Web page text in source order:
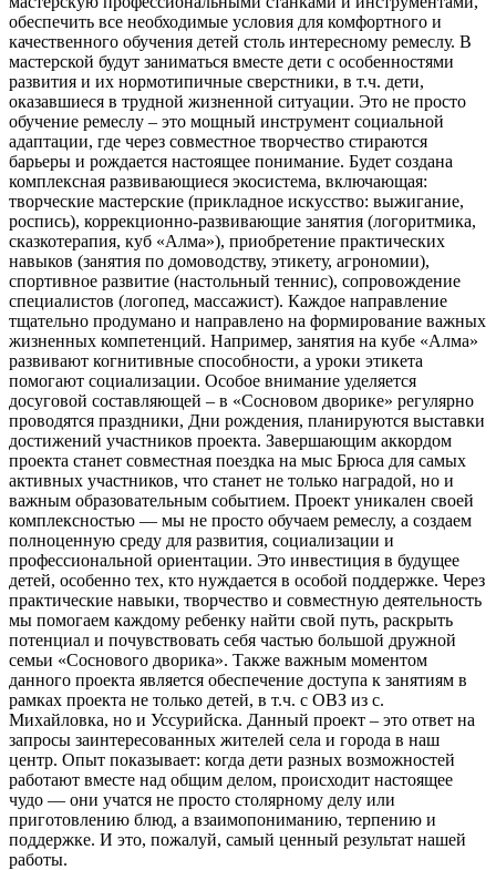
обеспечить все необходимые условия для комфортного и
качественного обучения детей столь интересному ремеслу. В
мастерской будут заниматься вместе дети с особенностями
развития и их нормотипичные сверстники, в т.ч. дети,
оказавшиеся в трудной жизненной ситуации. Это не просто
обучение ремеслу – это мощный инструмент социальной
адаптации, где через совместное творчество стираются
барьеры и рождается настоящее понимание. Будет создана
комплексная развивающиеся экосистема, включающая:
творческие мастерские (прикладное искусство: выжигание,
роспись), коррекционно-развивающие занятия (логоритмика,
сказкотерапия, куб «Алма»), приобретение практических
навыков (занятия по домоводству, этикету, агрономии),
спортивное развитие (настольный теннис), сопровождение
специалистов (логопед, массажист). Каждое направление
тщательно продумано и направлено на формирование важных
жизненных компетенций. Например, занятия на кубе «Алма»
развивают когнитивные способности, а уроки этикета
помогают социализации. Особое внимание уделяется
досуговой составляющей – в «Сосновом дворике» регулярно
проводятся праздники, Дни рождения, планируются выставки
достижений участников проекта. Завершающим аккордом
проекта станет совместная поездка на мыс Брюса для самых
активных участников, что станет не только наградой, но и
важным образовательным событием. Проект уникален своей
комплексностью — мы не просто обучаем ремеслу, а создаем
полноценную среду для развития, социализации и
профессиональной ориентации. Это инвестиция в будущее
детей, особенно тех, кто нуждается в особой поддержке. Через
практические навыки, творчество и совместную деятельность
мы помогаем каждому ребенку найти свой путь, раскрыть
потенциал и почувствовать себя частью большой дружной
семьи «Соснового дворика». Также важным моментом
данного проекта является обеспечение доступа к занятиям в
рамках проекта не только детей, в т.ч. с ОВЗ из с.
Михайловка, но и Уссурийска. Данный проект – это ответ на
запросы заинтересованных жителей села и города в наш
центр. Опыт показывает: когда дети разных возможностей
работают вместе над общим делом, происходит настоящее
чудо — они учатся не просто столярному делу или
приготовлению блюд, а взаимопониманию, терпению и
поддержке. И это, пожалуй, самый ценный результат нашей
работы.